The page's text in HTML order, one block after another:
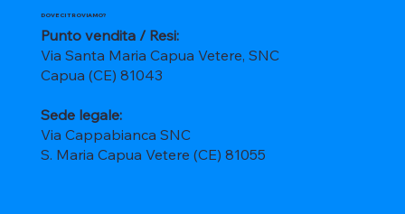
DOVE CI TROVIAMO?
Punto vendita / Resi:
Via Santa Maria Capua Vetere, SNC
Capua (CE) 81043
Sede legale:
Via Cappabianca SNC
S. Maria Capua Vetere (CE) 81055